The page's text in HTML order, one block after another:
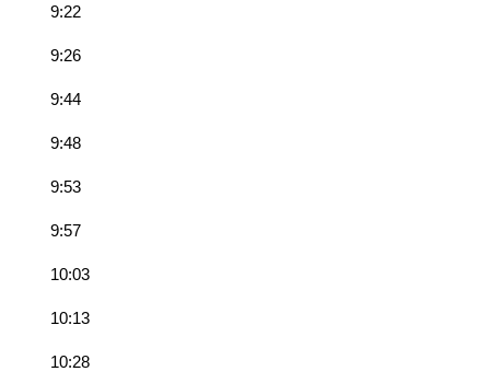
9:22
9:26
9:44
9:48
9:53
9:57
10:03
10:13
10:28